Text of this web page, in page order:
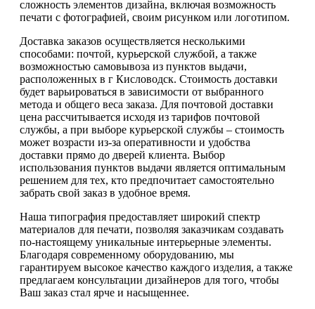
сложность элементов дизайна, включая возможность
печати с фотографией, своим рисунком или логотипом.
Доставка заказов осуществляется несколькими
способами: почтой, курьерской службой, а также
возможностью самовывоза из пунктов выдачи,
расположенных в г Кисловодск. Стоимость доставки
будет варьироваться в зависимости от выбранного
метода и общего веса заказа. Для почтовой доставки
цена рассчитывается исходя из тарифов почтовой
службы, а при выборе курьерской службы – стоимость
может возрасти из-за оперативности и удобства
доставки прямо до дверей клиента. Выбор
использования пунктов выдачи является оптимальным
решением для тех, кто предпочитает самостоятельно
забрать свой заказ в удобное время.
Наша типография предоставляет широкий спектр
материалов для печати, позволяя заказчикам создавать
по-настоящему уникальные интерьерные элементы.
Благодаря современному оборудованию, мы
гарантируем высокое качество каждого изделия, а также
предлагаем консультации дизайнеров для того, чтобы
Ваш заказ стал ярче и насыщеннее.